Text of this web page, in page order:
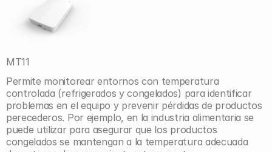
MT11
Permite monitorear entornos con temperatura
controlada (refrigerados y congelados) para identificar
problemas en el equipo y prevenir pérdidas de productos
perecederos. Por ejemplo, en la industria alimentaria se
puede utilizar para asegurar que los productos
congelados se mantengan a la temperatura adecuada